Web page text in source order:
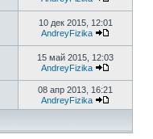
10 дек 2015, 12:01
AndreyFizika
15 май 2015, 12:03
AndreyFizika
08 апр 2013, 16:21
AndreyFizika